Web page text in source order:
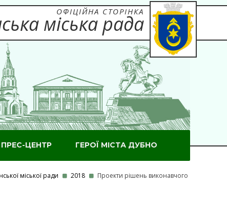
ОФІЦІЙНА СТОРІНКА
міська рада
ПРЕС-ЦЕНТР ГЕРОЇ МІСТА ДУБНО
міської ради 2018
Проекти рішень виконавчого